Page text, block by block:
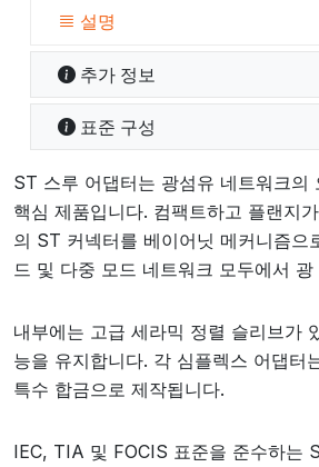
설명
추가 정보
표준 구성
ST 스루 어댑터는 광섬유 네트워크의
핵심 제품입니다. 컴팩트하고 플랜지
의 ST 커넥터를 베이어닛 메커니즘으
드 및 다중 모드 네트워크 모두에서
내부에는 고급 세라믹 정렬 슬리브가
능을 유지합니다. 각 심플렉스 어댑터
특수 합금으로 제작됩니다.
IEC, TIA 및 FOCIS 표준을 준수하는